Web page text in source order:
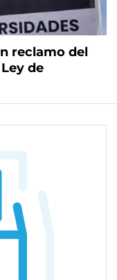
reclamo del
de